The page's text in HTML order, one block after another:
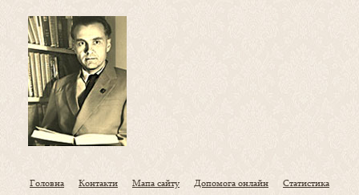
Головна Контакти Мапа сайту Допомога онлайн Статистика